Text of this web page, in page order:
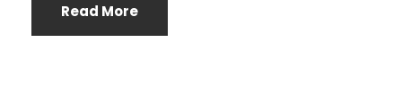
Read More